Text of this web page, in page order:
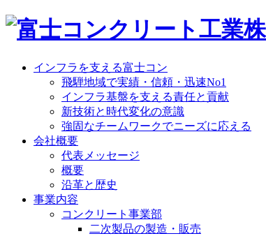
インフラを支える富士コン
飛騨地域で実績・信頼・迅速No1
インフラ基盤を支える責任と貢献
新技術と時代変化の意識
強固なチームワークでニーズに応える
会社概要
代表メッセージ
概要
沿革と歴史
事業内容
コンクリート事業部
二次製品の製造・販売